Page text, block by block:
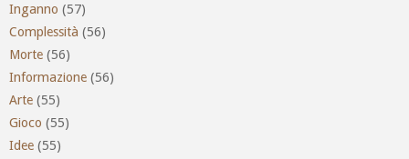
Inganno (57)
Complessità (56)
Morte (56)
Informazione (56)
Arte (55)
Gioco (55)
Idee (55)